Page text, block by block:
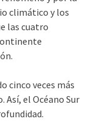
climático y los
las cuatro
cinco veces más
Así, el Océano Sur